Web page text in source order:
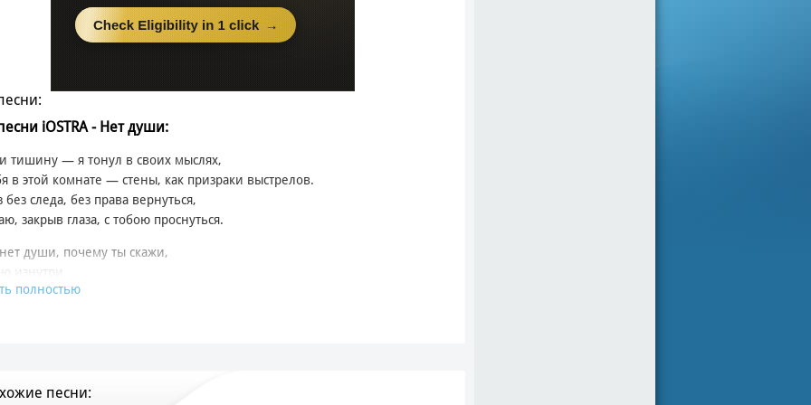
iOSTRA - Нет души:
тишину — я тонул в своих мыслях,
в этой комнате — стены, как призраки выстрелов.
без следа, без права вернуться,
закрыв глаза, с тобою проснуться.
души, почему ты скажи,
изнутри.
души, почему ты скажи,
я пройду сквозь боль и страдания,
полностью
песни: